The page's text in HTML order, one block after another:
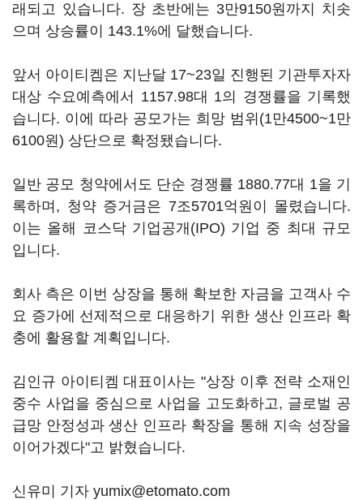
래되고 있습니다. 장 초반에는 3만9150원까지 치솟
으며 상승률이 143.1%에 달했습니다.
앞서 아이티켐은 지난달 17~23일 진행된 기관투자자
대상 수요예측에서 1157.98대 1의 경쟁률을 기록했
습니다. 이에 따라 공모가는 희망 범위(1만4500~1만
6100원) 상단으로 확정됐습니다.
일반 공모 청약에서도 단순 경쟁률 1880.77대 1을 기
록하며, 청약 증거금은 7조5701억원이 몰렸습니다.
이는 올해 코스닥 기업공개(IPO) 기업 중 최대 규모
입니다.
회사 측은 이번 상장을 통해 확보한 자금을 고객사 수
요 증가에 선제적으로 대응하기 위한 생산 인프라 확
충에 활용할 계획입니다.
김인규 아이티켐 대표이사는 "상장 이후 전략 소재인
중수 사업을 중심으로 사업을 고도화하고, 글로벌 공
급망 안정성과 생산 인프라 확장을 통해 지속 성장을
이어가겠다"고 밝혔습니다.
신유미 기자 yumix@etomato.com